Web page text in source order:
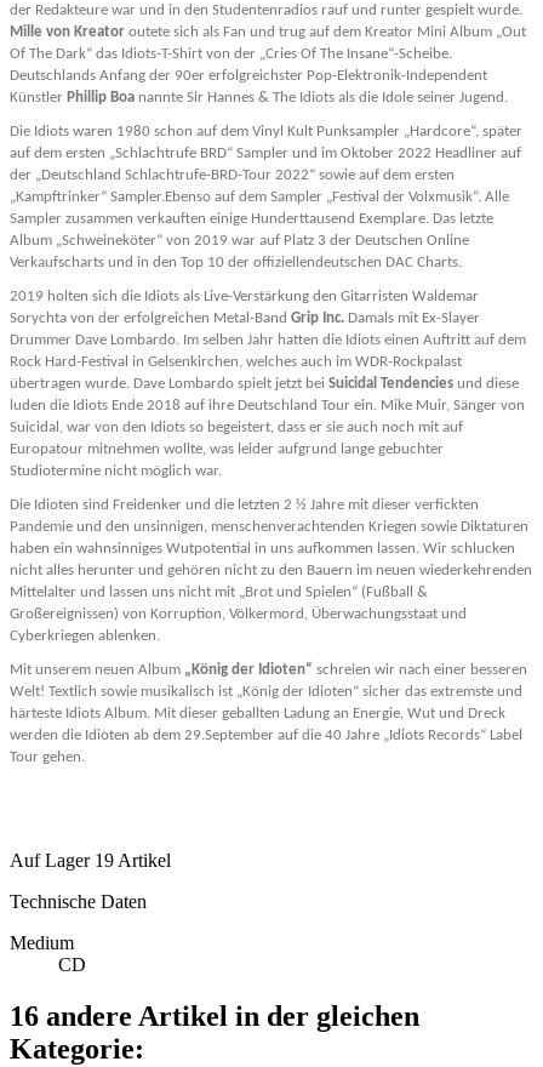
der Redakteure war und in den Studentenradios rauf und runter gespielt wurde.
Mille von Kreator outete sich als Fan und trug auf dem Kreator Mini Album „Out
Of The Dark“ das Idiots-T-Shirt von der „Cries Of The Insane“-Scheibe.
Deutschlands Anfang der 90er erfolgreichster Pop-Elektronik-Independent
Künstler Phillip Boa nannte Sir Hannes & The Idiots als die Idole seiner Jugend.
Die Idiots waren 1980 schon auf dem Vinyl Kult Punksampler „Hardcore“, später
auf dem ersten „Schlachtrufe BRD“ Sampler und im Oktober 2022 Headliner auf
der „Deutschland Schlachtrufe-BRD-Tour 2022“ sowie auf dem ersten
„Kampftrinker“ Sampler.Ebenso auf dem Sampler „Festival der Volxmusik“. Alle
Sampler zusammen verkauften einige Hunderttausend Exemplare. Das letzte
Album „Schweineköter“ von 2019 war auf Platz 3 der Deutschen Online
Verkaufscharts und in den Top 10 der offiziellendeutschen DAC Charts.
2019 holten sich die Idiots als Live-Verstärkung den Gitarristen Waldemar
Sorychta von der erfolgreichen Metal-Band Grip Inc. Damals mit Ex-Slayer
Drummer Dave Lombardo. Im selben Jahr hatten die Idiots einen Auftritt auf dem
Rock Hard-Festival in Gelsenkirchen, welches auch im WDR-Rockpalast
übertragen wurde. Dave Lombardo spielt jetzt bei Suicidal Tendencies und diese
luden die Idiots Ende 2018 auf ihre Deutschland Tour ein. Mike Muir, Sänger von
Suicidal, war von den Idiots so begeistert, dass er sie auch noch mit auf
Europatour mitnehmen wollte, was leider aufgrund lange gebuchter
Studiotermine nicht möglich war.
Die Idioten sind Freidenker und die letzten 2 ½ Jahre mit dieser verfickten
Pandemie und den unsinnigen, menschenverachtenden Kriegen sowie Diktaturen
haben ein wahnsinniges Wutpotential in uns aufkommen lassen. Wir schlucken
nicht alles herunter und gehören nicht zu den Bauern im neuen wiederkehrenden
Mittelalter und lassen uns nicht mit „Brot und Spielen“ (Fußball &
Großereignissen) von Korruption, Völkermord, Überwachungsstaat und
Cyberkriegen ablenken.
Mit unserem neuen Album „König der Idioten“ schreien wir nach einer besseren
Welt! Textlich sowie musikalisch ist „König der Idioten“ sicher das extremste und
härteste Idiots Album. Mit dieser geballten Ladung an Energie, Wut und Dreck
werden die Idioten ab dem 29.September auf die 40 Jahre „Idiots Records“ Label
Tour gehen.
Auf Lager 19 Artikel
Technische Daten
Medium
CD
16 andere Artikel in der gleichen
Kategorie: